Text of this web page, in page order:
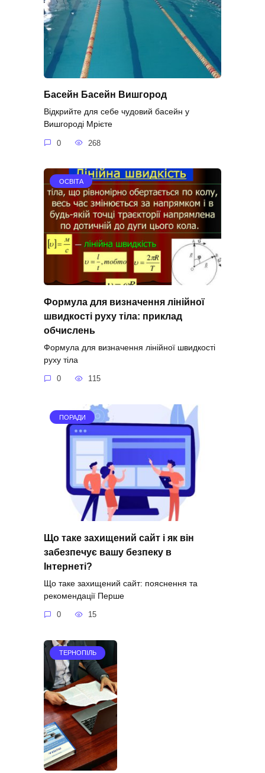
Басейн Басейн Вишгород
Відкрийте для себе чудовий басейн у
Вишгороді Мрієте
0 268
ОСВІТА
Формула для визначення лінійної
швидкості руху тіла: приклад
обчислень
Формула для визначення лінійної швидкості
руху тіла
0 115
ПОРАДИ
Що таке захищений сайт і як він
забезпечує вашу безпеку в
Інтернеті?
Що таке захищений сайт: пояснення та
рекомендації Перше
0 15
ТЕРНОПІЛЬ